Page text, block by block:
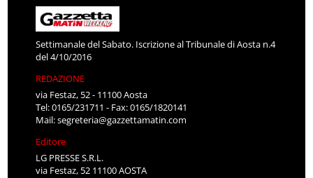
Settimanale del Sabato. Iscrizione al Tribunale di Aosta n.4
del 4/10/2016
REDAZIONE
via Festaz, 52 - 11100 Aosta
Tel: 0165/231711 - Fax: 0165/1820141
Mail:segreteria@gazzettamatin.com
Editore
LG PRESSE S.R.L.
via Festaz, 52 11100 AOSTA